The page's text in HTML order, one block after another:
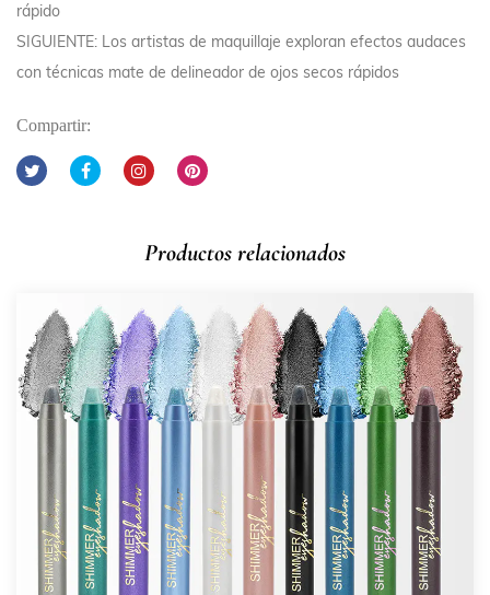
rápido
SIGUIENTE: Los artistas de maquillaje exploran efectos audaces
con técnicas mate de delineador de ojos secos rápidos
Compartir:
Productos relacionados